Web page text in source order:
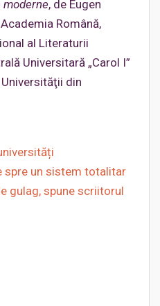
, de Eugen
Română,
al Literaturii
Universitară „Carol I”
din
spre un sistem totalitar
gulag, spune scriitorul